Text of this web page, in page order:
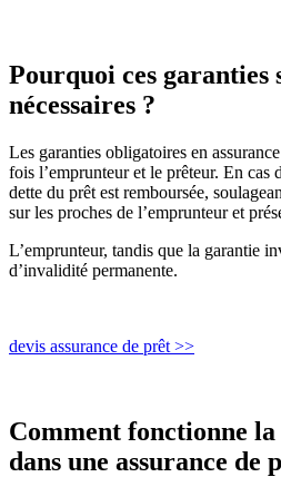
Pourquoi ces garanties
nécessaires ?
Les garanties obligatoires en
fois l’emprunteur et le prêteur. En cas
dette du prêt est remboursée,
sur les proches de l’emprunteur et
L’emprunteur, tandis que la garantie
d’invalidité permanente.
devis assurance de prêt >>
Comment fonctionne la
dans une assurance de